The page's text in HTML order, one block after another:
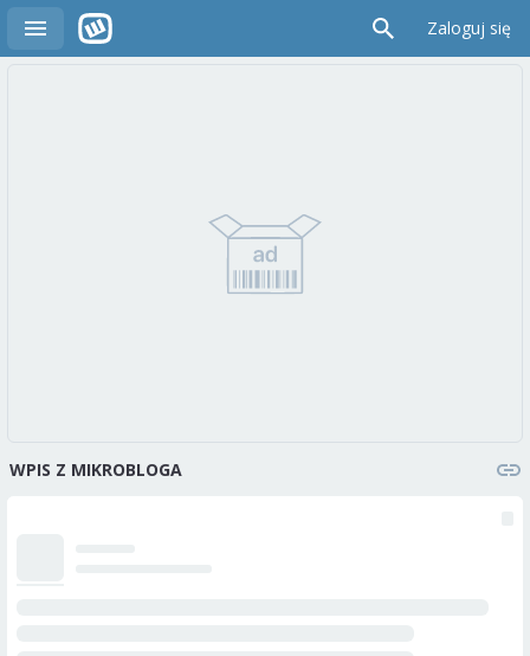
Zaloguj się
WPIS Z MIKROBLOGA